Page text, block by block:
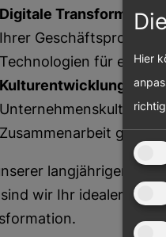
Digitale Transformation:
Ihrer
Technologien für eine
Kulturentwicklung:
Wir
Unternehmenskultur,
Zusammenarbeit
langjährigen
wir Ihr idealer
Hier